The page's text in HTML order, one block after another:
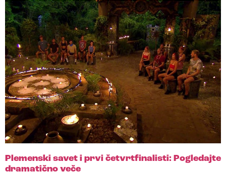
Plemenski savet i prvi četvrtfinalisti: Pogledajte
dramatično veče